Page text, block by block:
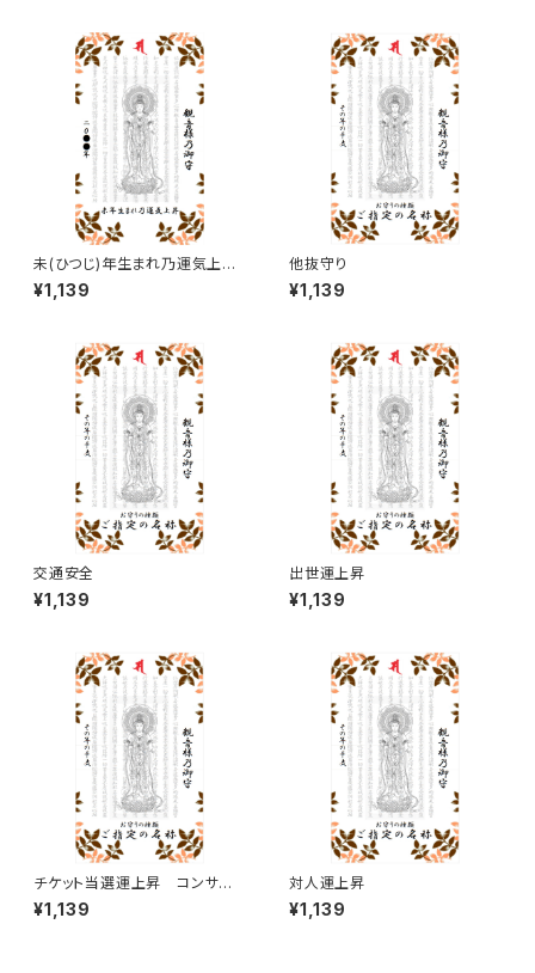
未(ひつじ)年生まれ乃運気上昇
観音様のお守り
¥1,139
他抜守り
¥1,139
交通安全
¥1,139
出世運上昇
¥1,139
チケット当選運上昇 コンサー
ト、ライブ、ファンサークル、ファ
ンミーティング、スポーツ観戦な
¥1,139
対人運上昇
¥1,139